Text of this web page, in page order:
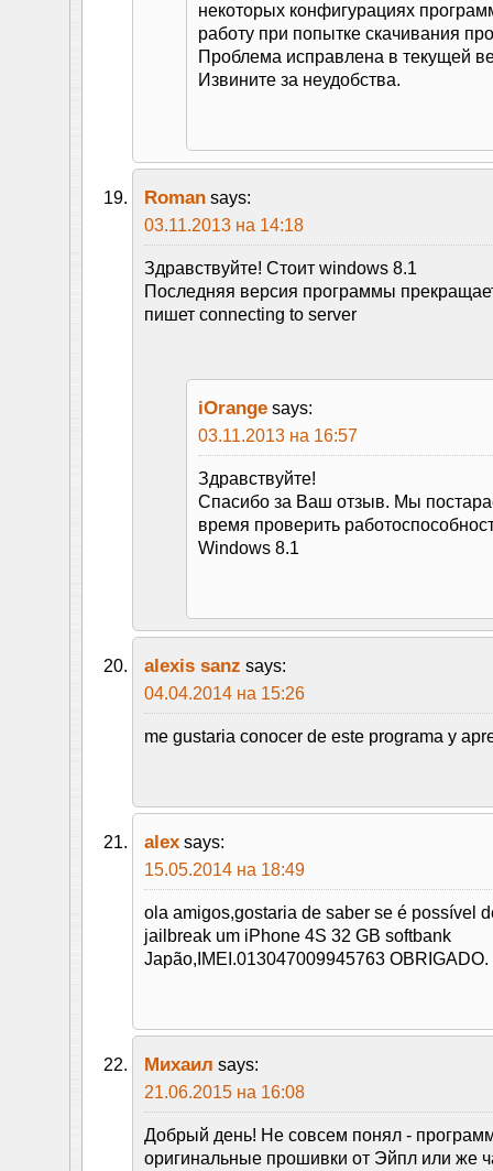
некоторых конфигурациях
работу при попытке скачивания
Проблема исправлена в текущей
Извините за неудобства.
Roman says:
03.11.2013 на 14:18
Здравствуйте! Стоит windows 8.1
Последняя версия программы
пишет connecting to server
iOrange says:
03.11.2013 на 16:57
Здравствуйте!
Спасибо за Ваш отзыв. Мы
время проверить
Windows 8.1
alexis sanz says:
04.04.2014 на 15:26
me gustaria conocer de este programa y
alex says:
15.05.2014 на 18:49
ola amigos,gostaria de saber se é possível
jailbreak um iPhone 4S 32 GB softbank
Japão,IMEI.013047009945763 OBRIGADO.
Михаил says:
21.06.2015 на 16:08
Добрый день! Не совсем понял -
оригинальные прошивки от Эйпл или же